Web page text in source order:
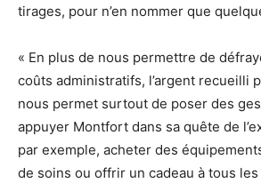
tirages, pour n’en nommer que
« En plus de nous permettre de
coûts administratifs, l’argent recueilli
nous permet surtout de poser des
appuyer Montfort dans sa quête de
par exemple, acheter des
de soins ou offrir un cadeau à tous